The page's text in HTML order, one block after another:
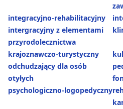
integracyjno-rehabilitacyjny
intergracyjny z elementami
przyrodolecznictwa
krajoznawczo-turystyczny
odchudzający dla osób
otyłych
psychologiczno-logopedyczny